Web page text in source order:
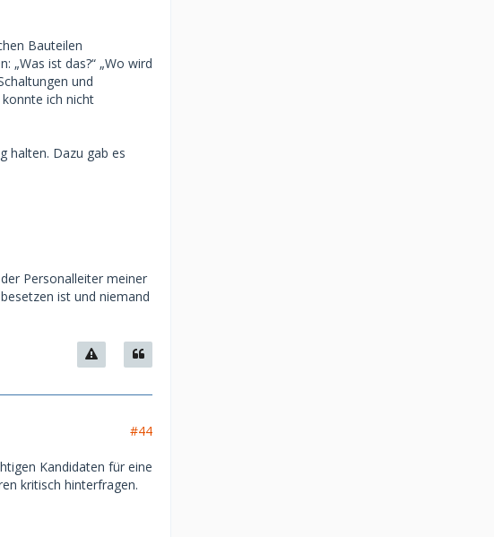
Bauteilen
„Was ist das?“ „Wo wird
und
ich nicht
halten. Dazu gab es
Personalleiter meiner
ist und niemand
#44
Kandidaten für eine
kritisch hinterfragen.